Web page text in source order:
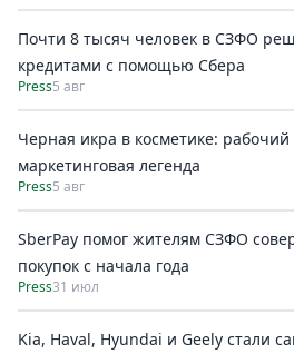
Почти 8 тысяч человек в СЗФО
кредитами с помощью Сбера
Press5 авг
Черная икра в косметике:
маркетинговая легенда
Press5 авг
SberPay помог жителям СЗФО
покупок c начала года
Press31 июл
Kia, Haval, Hyundai и Geely стали